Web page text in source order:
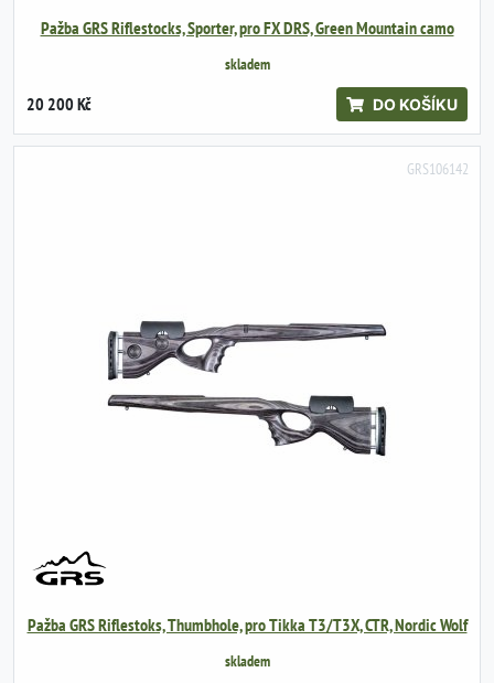
Pažba GRS Riflestocks, Sporter, pro FX DRS, Green Mountain camo
skladem
20 200 Kč DO KOŠÍKU
GRS106142
Pažba GRS Riflestoks, Thumbhole, pro Tikka T3/T3X, CTR, Nordic Wolf
skladem